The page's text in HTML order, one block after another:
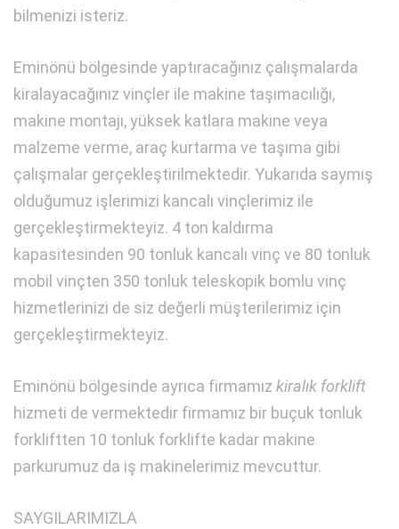
bilmenizi isteriz.
Eminönü bölgesinde yaptıracağınız çalışmalarda
kiralayacağınız vinçler ile makine taşımacılığı,
makine montajı, yüksek katlara makine veya
malzeme verme, araç kurtarma ve taşıma gibi
çalışmalar gerçekleştirilmektedir. Yukarıda saymış
olduğumuz işlerimizi kancalı vinçlerimiz ile
gerçekleştirmekteyiz. 4 ton kaldırma
kapasitesinden 90 tonluk kancalı vinç ve 80 tonluk
mobil vinçten 350 tonluk teleskopik bomlu vinç
hizmetlerinizi de siz değerli müşterilerimiz için
gerçekleştirmekteyiz.
Eminönü bölgesinde ayrıca firmamız kiralık forklift
hizmeti de vermektedir firmamız bir buçuk tonluk
forkliftten 10 tonluk forklifte kadar makine
parkurumuz da iş makinelerimiz mevcuttur.
SAYGILARIMIZLA